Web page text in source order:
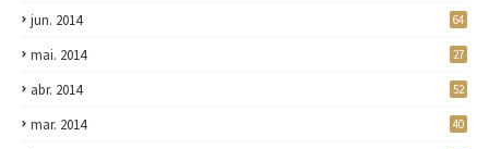
jun. 2014 64
mai. 2014 27
abr. 2014 52
mar. 2014 40